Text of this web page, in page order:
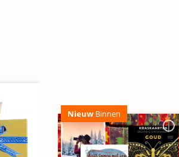
Nieuw Binnen